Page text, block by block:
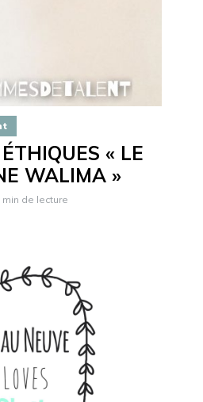
« LE
WALIMA »
min de lecture